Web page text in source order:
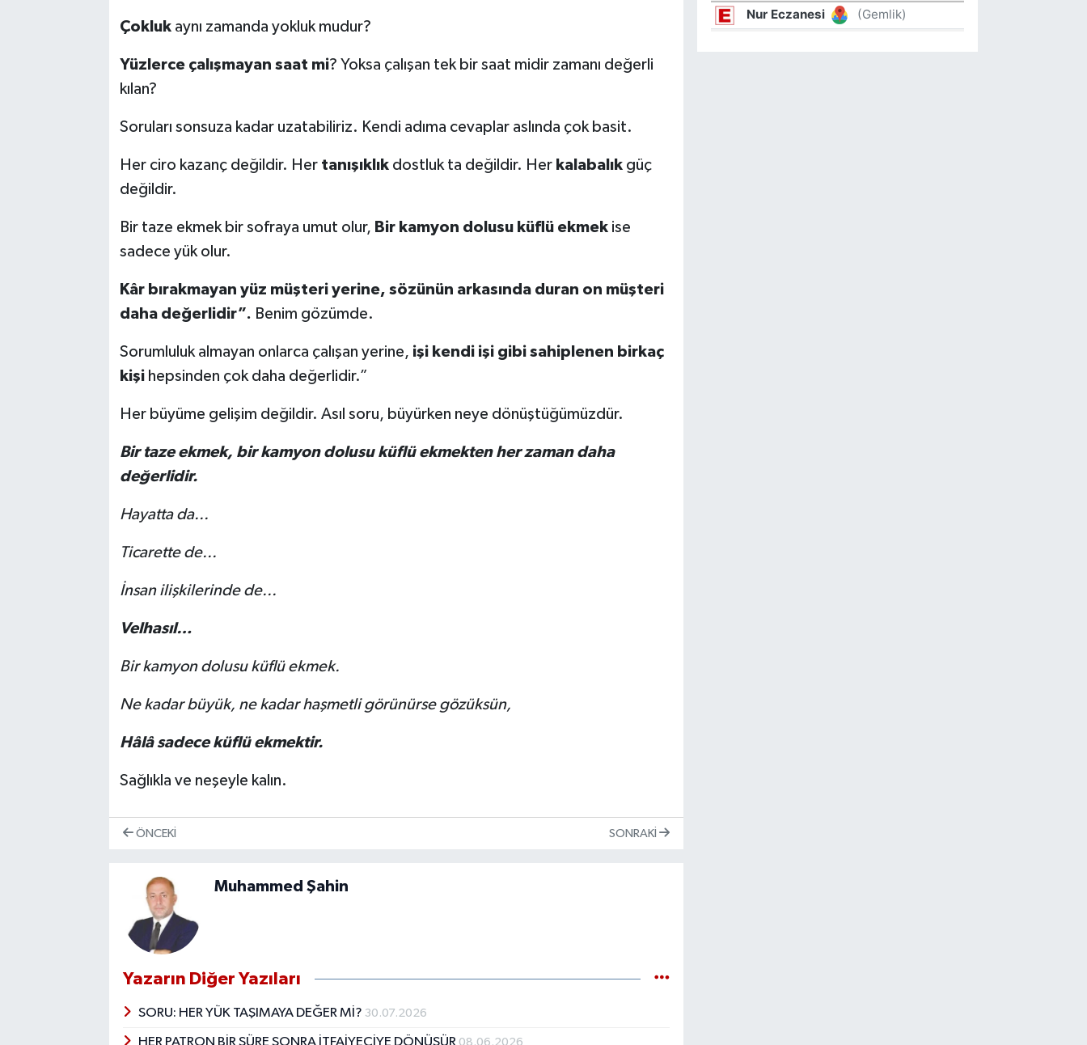
Çokluk aynı zamanda yokluk mudur?
Yüzlerce çalışmayan saat mi? Yoksa çalışan tek bir saat midir zamanı değerli
kılan?
Soruları sonsuza kadar uzatabiliriz. Kendi adıma cevaplar aslında çok basit.
Her ciro kazanç değildir. Her tanışıklık dostluk ta değildir. Her kalabalık güç
değildir.
Bir taze ekmek bir sofraya umut olur, Bir kamyon dolusu küflü ekmekise
sadece yük olur.
Kâr bırakmayan yüz müşteri yerine, sözünün arkasında duran on müşteri
daha değerlidir”. Benim gözümde.
Sorumluluk almayan onlarca çalışan yerine, işi kendi işi gibi sahiplenen birkaç
kişi hepsinden çok daha değerlidir.”
Her büyüme gelişim değildir. Asıl soru, büyürken neye dönüştüğümüzdür.
Bir taze ekmek, bir kamyon dolusu küflü ekmekten her zaman daha
değerlidir.
Hayatta da...
Ticarette de...
İnsan ilişkilerinde de...
Velhasıl…
Bir kamyon dolusu küflü ekmek.
Ne kadar büyük, ne kadar haşmetli görünürse gözüksün,
Hâlâ sadece küflü ekmektir.
Sağlıkla ve neşeyle kalın.
ÖNCEKI SONRAKI
Muhammed Şahin
Yazarın Diğer Yazıları
SORU: HER YÜK TAŞIMAYA DEĞER Mİ? 30.07.2026
08.06.2026